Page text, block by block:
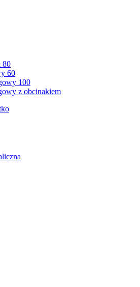
80
60
100
z obcinakiem